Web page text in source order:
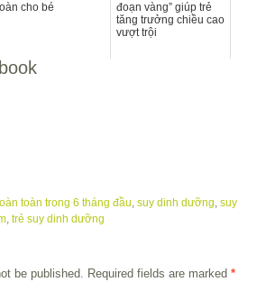
cho bé
đoạn vàng” giúp trẻ
tăng trưởng chiều cao
vượt trội
toàn trong 6 tháng đầu, suy dinh dưỡng, suy
, trẻ suy dinh dưỡng
be published. Required fields are marked *